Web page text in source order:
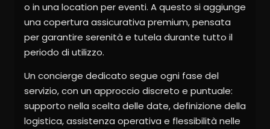
o in una location per eventi. A questo si aggiunge
una copertura assicurativa premium, pensata
per garantire serenità e tutela durante tutto il
periodo di utilizzo.
Un concierge dedicato segue ogni fase del
servizio, con un approccio discreto e puntuale:
supporto nella scelta delle date, definizione della
logistica, assistenza operativa e flessibilità nelle